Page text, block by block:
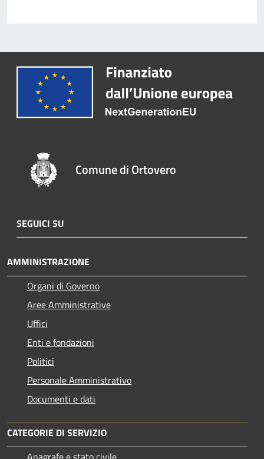
Comune di Ortovero
SEGUICI SU
AMMINISTRAZIONE
Organi di Governo
Aree Amministrative
Uffici
Enti e fondazioni
Politici
Personale Amministrativo
Documenti e dati
CATEGORIE DI SERVIZIO